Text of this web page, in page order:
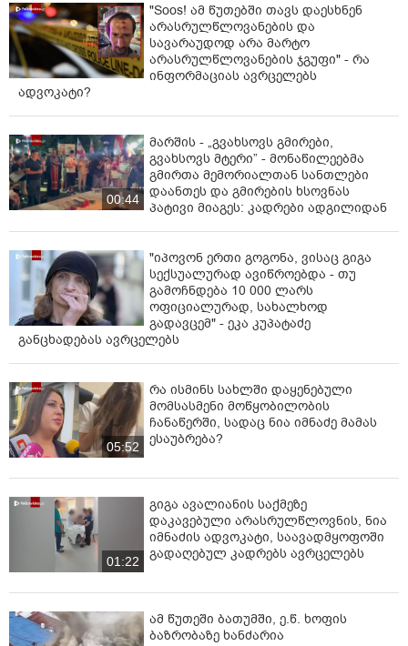
"Soos! ამ წუთებში თავს დაესხნენ
არასრულწლოვანების და
სავარაუდოდ არა მარტო
არასრულწლოვანების ჯგუფი" - რა
ინფორმაციას ავრცელებს
ადვოკატი?
00:44
მარშის - „გვახსოვს გმირები,
გვახსოვს მტერი” - მონაწილეებმა
გმირთა მემორიალთან სანთლები
დაანთეს და გმირების ხსოვნას
პატივი მიაგეს: კადრები ადგილიდან
"იპოვონ ერთი გოგონა, ვისაც გიგა
სექსუალურად ავიწროებდა - თუ
გამოჩნდება 10 000 ლარს
ოფიციალურად, სახალხოდ
გადავცემ" - ეკა კუპატაძე
განცხადებას ავრცელებს
05:52
რა ისმინს სახლში დაყენებული
მომსასმენი მოწყობილობის
ჩანაწერში, სადაც ნია იმნაძე მამას
ესაუბრება?
01:22
გიგა ავალიანის საქმეზე
დაკავებული არასრულწლოვნის, ნია
იმნაძის ადვოკატი, საავადმყოფოში
გადაღებულ კადრებს ავრცელებს
ამ წუთეში ბათუმში, ე.წ. ხოფის
ბაზრობაზე ხანძარია